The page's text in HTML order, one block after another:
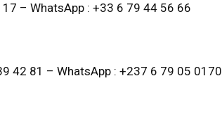
17 – WhatsApp : +33 6 79 44 56 66
42 81 – WhatsApp : +237 6 79 05 0170